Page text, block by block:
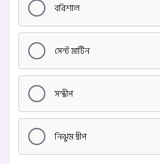
বরিশাল
সেন্ট মার্টিন
সন্দ্বীপ
নিঝুম দ্বীপ